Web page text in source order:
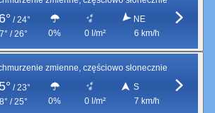
/ 24°
/ 26°
0% 0 l/m²
NE
6 km/h
zmienne, częściowo słonecznie
/ 23°
/ 25°
0% 0 l/m²
S
7 km/h